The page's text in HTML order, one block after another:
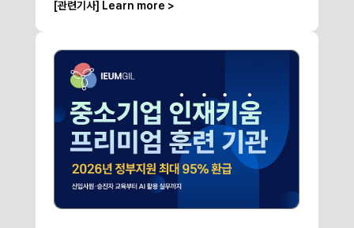
'커리어이음진단'과 '강점이음진단'을 7월 1일
있도록 돕는 솔루션이다.
[관련기사] Learn more >